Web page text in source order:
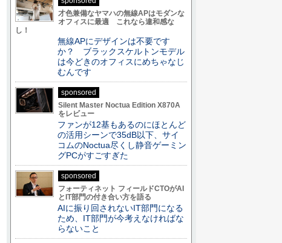
才色兼備なヤマハの無線APはモダンな
オフィスに最適 これなら違和感な
し！
無線APにデザインは不要です
か？ ブラックスケルトンモデル
は今どきのオフィスにめちゃなじ
むんです
sponsored
Silent Master Noctua Edition X870A
をレビュー
ファンが12基もあるのにほとんど
の活用シーンで35dB以下、サイ
コムのNoctua尽くし静音ゲーミン
グPCがすごすぎた
sponsored
フォーティネット フィールドCTOがAI
とIT部門の付き合い方を語る
AIに振り回されないIT部門になる
ため、IT部門が今考えなければな
らないこと